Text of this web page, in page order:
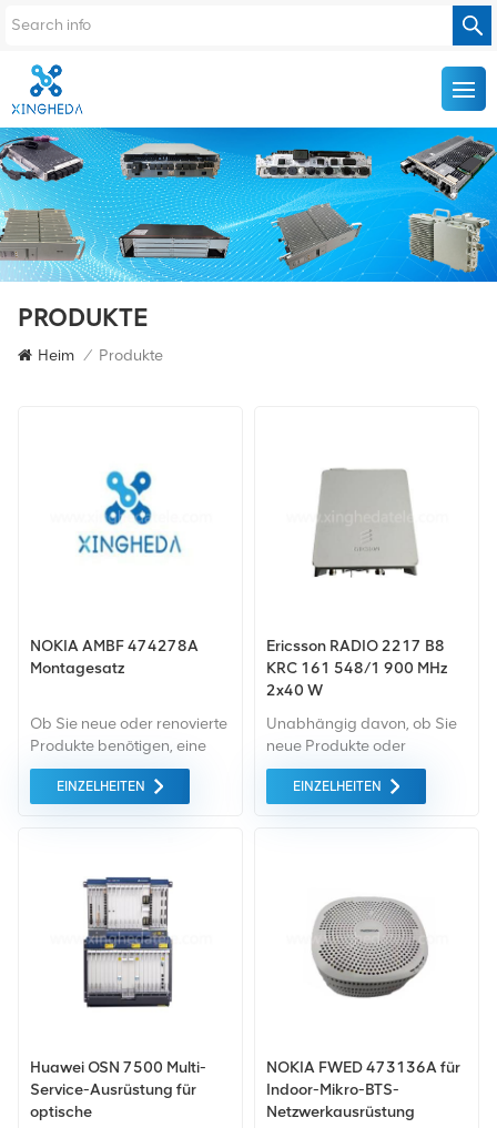
PRODUKTE
Heim / Produkte
NOKIA AMBF 474278A
Montagesatz
Ob Sie neue oder renovierte
Produkte benötigen, eine
umfassende Garantie ist für
uns selbstverständlich. Wir
Geräte von höchster
Umweltschutz. All dies
bieten wir zum
bestmöglichen Preis an.
EINZELHEITEN
Ericsson RADIO 2217 B8
KRC 161 548/1 900 MHz
2x40 W
Unabhängig davon, ob Sie
neue Produkte oder
renovierte Produkte
benötigen, ist eine
Standard. Wir kaufen nur
Markt ein. All dies wird zum
bestmöglichen Preis
angeboten.
EINZELHEITEN
Huawei OSN 7500 Multi-
Service-Ausrüstung für
optische
NOKIA FWED 473136A für
Indoor-Mikro-BTS-
Netzwerkausrüstung